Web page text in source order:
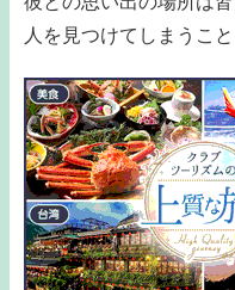
人を見つけてしまうこ